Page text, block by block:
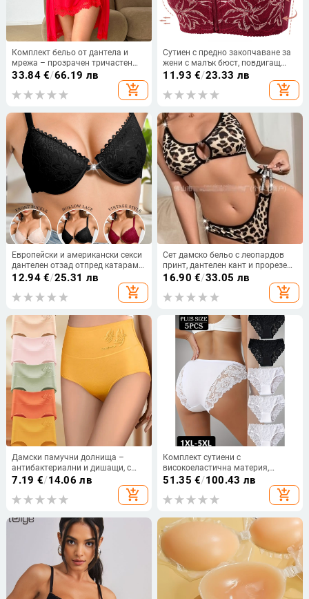
Комплект бельо от дантела и
мрежа – прозрачен тричастен
сет: халат, рокля с презрамки и
прашки, полиестерна материя
33.84€/66.19 лв
add_shopping_cart
Сутиен с предно закопчаване за
жени с малък бюст, повдигащ
ефект, 3/4 чашка, тънък
памучна материя, фиксирани
11.93 €/23.33 лв
add_shopping_cart
Европейски и американски секси
дантелен отзад отпред катарама
стоманен пръстен Amazon горещ
сутиен регулируема презрамка
бельо жени
12.94€/25.31 лв
add_shopping_cart
Сет дамско бельо с леопардов
принт, дантелен кант и прорезен
дизайн; полиестер, 95-100%
16.90 €/33.05 лв
add_shopping_cart
Дамски памучни долнища –
антибактериални и дишащи, с
пеперуден принт, висока талия и
покритие на ханша, плетена
памучна материя
7.19 €/14.06 лв
add_shopping_cart
Комплект сутиени с
високоеластична материя,
триъгълни чаши, средно
оформени чаши, секси гръб
51.35 €/100.43 лв
add_shopping_cart